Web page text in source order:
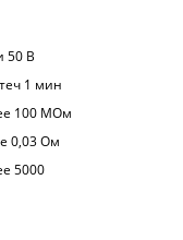
50 В
1 мин
100 МОм
0,03 Ом
5000